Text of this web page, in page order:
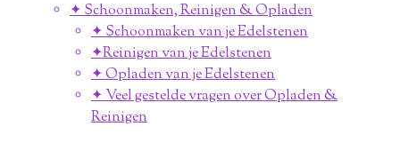
✦ Schoonmaken, Reinigen & Opladen
✦ Schoonmaken van je Edelstenen
✦Reinigen van je Edelstenen
✦ Opladen van je Edelstenen
✦ Veel gestelde vragen over Opladen &
Reinigen